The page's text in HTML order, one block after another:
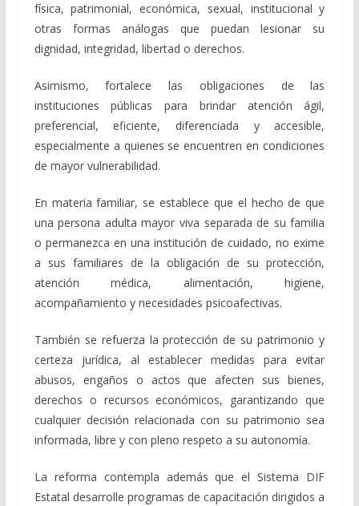
física, patrimonial, económica, sexual, institucional y
otras formas análogas que puedan lesionar su
dignidad, integridad, libertad o derechos.
Asimismo, fortalece las obligaciones de las
instituciones públicas para brindar atención ágil,
preferencial, eficiente, diferenciada y accesible,
especialmente a quienes se encuentren en condiciones
de mayor vulnerabilidad.
En materia familiar, se establece que el hecho de que
una persona adulta mayor viva separada de su familia
o permanezca en una institución de cuidado, no exime
a sus familiares de la obligación de su protección,
atención médica, alimentación, higiene,
acompañamiento y necesidades psicoafectivas.
También se refuerza la protección de su patrimonio y
certeza jurídica, al establecer medidas para evitar
abusos, engaños o actos que afecten sus bienes,
derechos o recursos económicos, garantizando que
cualquier decisión relacionada con su patrimonio sea
informada, libre y con pleno respeto a su autonomía.
La reforma contempla además que el Sistema DIF
Estatal desarrolle programas de capacitación dirigidos a